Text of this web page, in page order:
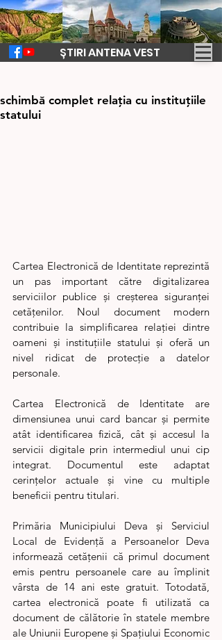
ȘTIRI ANTENA VEST
schimbă complet relația cu instituțiile
statului
Cartea Electronică de Identitate reprezintă
un pas important către digitalizarea
serviciilor publice și creșterea siguranței
cetățenilor. Noul document modern
contribuie la simplificarea relației dintre
oameni și instituțiile statului și oferă un
nivel ridicat de protecție a datelor
personale.
Cartea Electronică de Identitate are
dimensiunea unui card bancar și permite
atât identificarea fizică, cât și accesul la
servicii digitale prin intermediul unui cip
integrat. Documentul este adaptat
cerințelor actuale și vine cu multiple
beneficii pentru titulari.
Primăria Municipiului Deva și Serviciul
Local de Evidență a Persoanelor Deva
informează cetățenii că primul document
emis pentru persoanele care au împlinit
vârsta de 14 ani este gratuit. Totodată,
cartea electronică poate fi utilizată ca
document de călătorie în statele membre
ale Uniunii Europene și Spațiului Economic